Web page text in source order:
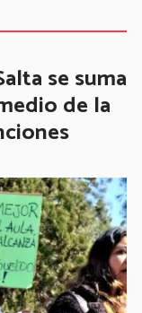
se suma
de la